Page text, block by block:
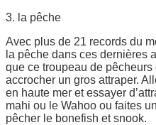
3. la pêche
Avec plus de 21 records du
la pêche dans ces dernières
que ce troupeau de
accrocher un gros attraper.
en haute mer et essayer
mahi ou le Wahoo ou faites
pêcher le bonefish et snook.